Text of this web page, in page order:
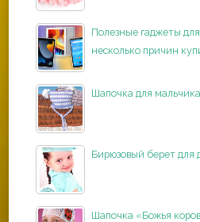
Полезные гаджеты
несколько причин
Шапочка для мальчика
Бирюзовый берет для
Шапочка «Божья